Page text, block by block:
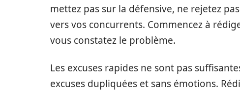
mettez pas sur la défensive, ne rejetez
vers vos concurrents. Commencez à
vous constatez le problème.
Les excuses rapides ne sont pas
excuses dupliquées et sans émotions.